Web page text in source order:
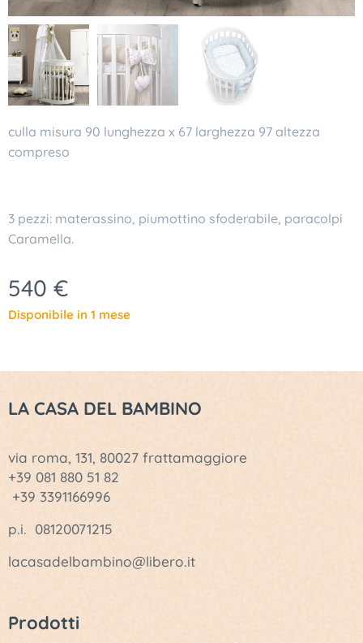
culla misura 90 lunghezza x 67 larghezza 97 altezza
compreso
3 pezzi: materassino, piumottino sfoderabile, paracolpi
Caramella.
540 €
Disponibile in 1 mese
LA CASA DEL BAMBINO
via roma, 131, 80027 frattamaggiore
+39 081 880 51 82
+39 3391166996
p.i. 08120071215
lacasadelbambino@libero.it
Prodotti